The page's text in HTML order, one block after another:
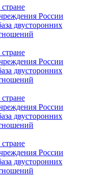
России
двусторонних
России
двусторонних
России
двусторонних
России
двусторонних